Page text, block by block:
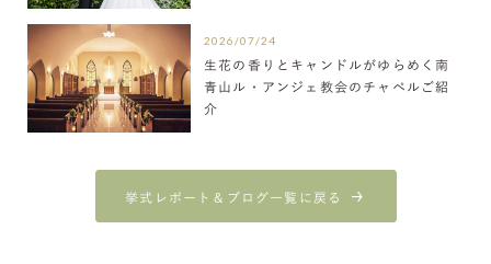
2026/07/24
生花の香りとキャンドルがゆらめく南
青山ル・アンジェ教会のチャペルご紹
介
挙式レポート＆ブログ一覧に戻る